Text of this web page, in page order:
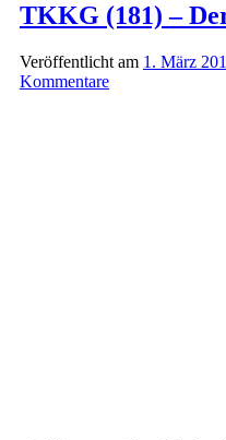
–
Im
des
TKKG (181) –
Veröffentlicht am 1. März
Kommentare